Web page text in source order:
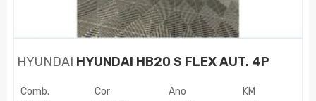
HYUNDAI HYUNDAI HB20 S FLEX AUT. 4P
Comb. Cor Ano KM